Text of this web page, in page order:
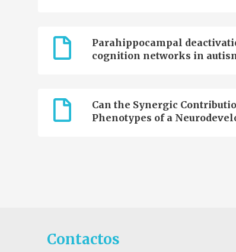
Parahippocampal
cognition networks in
Can the Synergic
Phenotypes of a
Contactos